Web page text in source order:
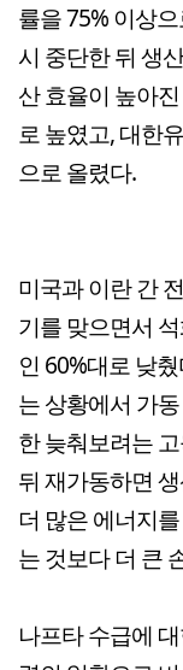
률을 75% 이상
시 중단한 뒤 생
산 효율이 높아
로 높였고, 대한
으로 올렸다.
미국과 이란 간
기를 맞으면서
인 60%대로 낮
는 상황에서 가
한 늦춰보려는
뒤 재가동하면
더 많은 에너지
는 것보다 더 큰
나프타 수급에